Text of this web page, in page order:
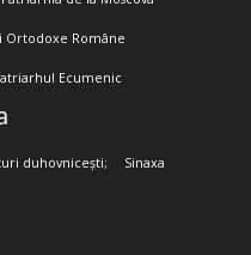
Ortodoxe Române
Ecumenic
duhovnicești; Sinaxa